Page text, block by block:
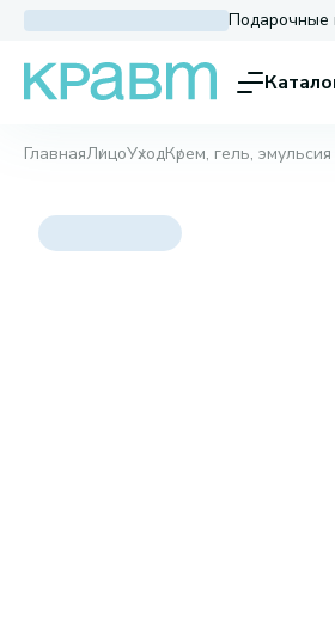
Подарочные
ГлавнаяЛицоУходКрем, гель,